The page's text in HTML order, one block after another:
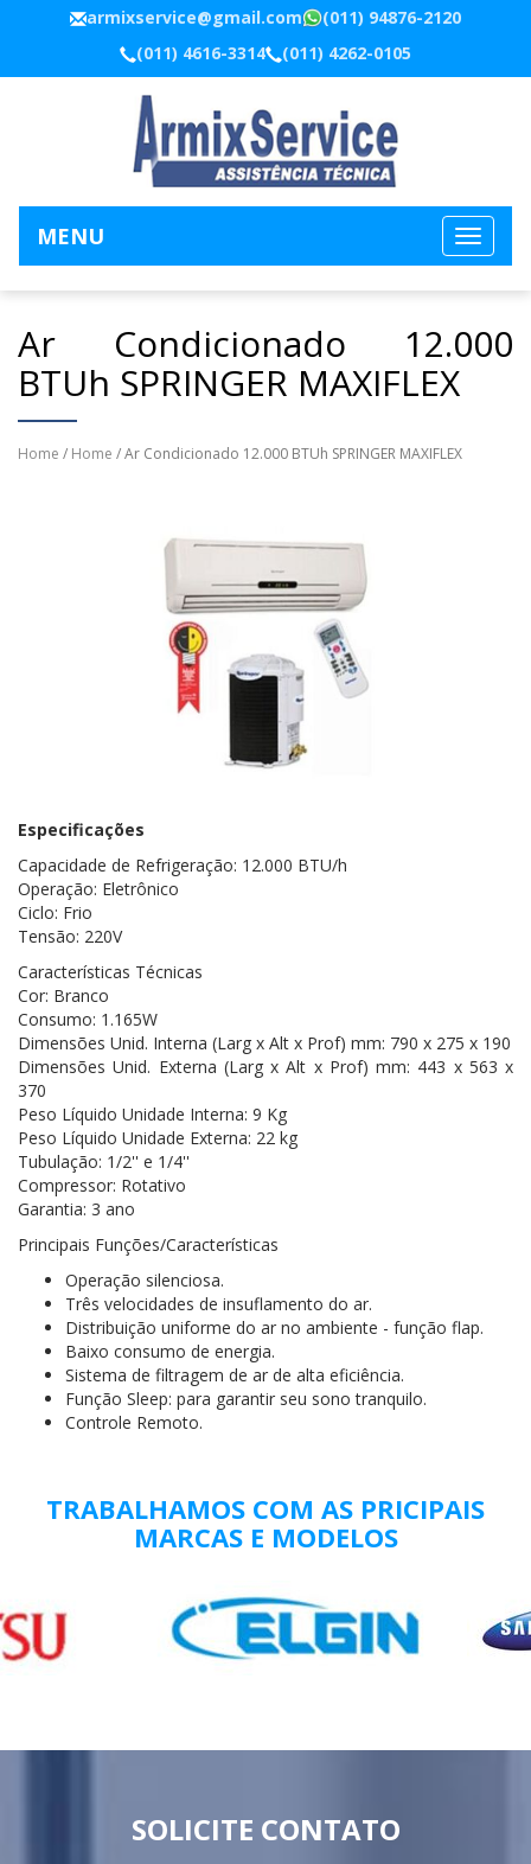
armixservice@gmail.com
(011) 94876-2120
(011) 4616-3314
(011) 4262-0105
MENU
Ar Condicionado 12.000
BTUh SPRINGER MAXIFLEX
Home / Home / Ar Condicionado 12.000 BTUh SPRINGER MAXIFLEX
Especificações
Capacidade de Refrigeração: 12.000 BTU/h
Operação: Eletrônico
Ciclo: Frio
Tensão: 220V
Características Técnicas
Cor: Branco
Consumo: 1.165W
Dimensões Unid. Interna (Larg x Alt x Prof) mm: 790 x 275 x 190
Dimensões Unid. Externa (Larg x Alt x Prof) mm: 443 x 563 x
370
Peso Líquido Unidade Interna: 9 Kg
Peso Líquido Unidade Externa: 22 kg
Tubulação: 1/2'' e 1/4''
Compressor: Rotativo
Garantia: 3 ano
Principais Funções/Características
Operação silenciosa.
Três velocidades de insuflamento do ar.
Distribuição uniforme do ar no ambiente - função flap.
Baixo consumo de energia.
Sistema de filtragem de ar de alta eficiência.
Função Sleep: para garantir seu sono tranquilo.
Controle Remoto.
TRABALHAMOS COM AS PRICIPAIS
MARCAS E MODELOS
SOLICITE CONTATO